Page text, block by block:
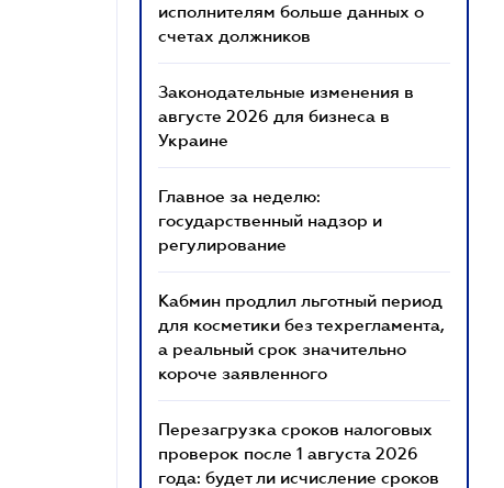
исполнителям больше данных о
счетах должников
Законодательные изменения в
августе 2026 для бизнеса в
Украине
Главное за неделю:
государственный надзор и
регулирование
Кабмин продлил льготный период
для косметики без техрегламента,
а реальный срок значительно
короче заявленного
Перезагрузка сроков налоговых
проверок после 1 августа 2026
года: будет ли исчисление сроков